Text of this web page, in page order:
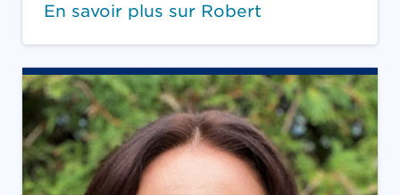
En savoir plus sur Robert